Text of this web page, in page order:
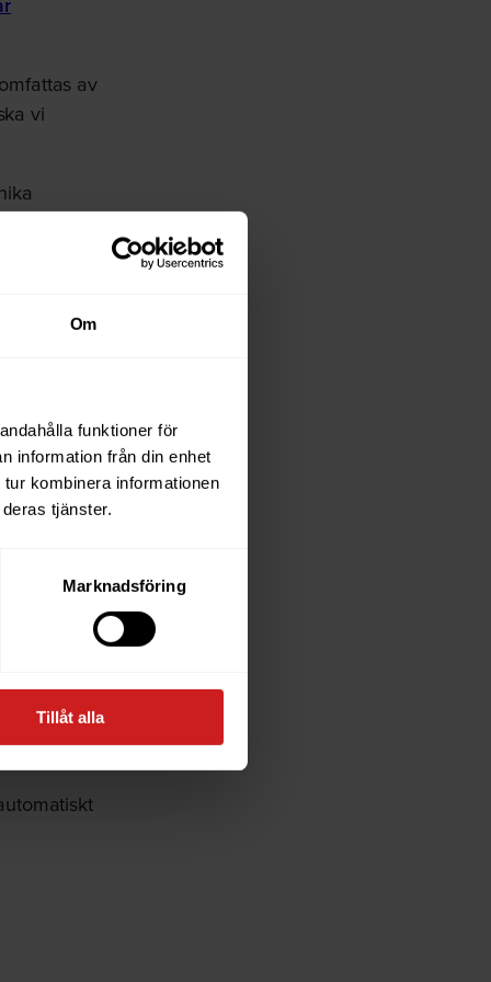
Om
funktioner för
information från din enhet
kombinera informationen
tjänster.
Marknadsföring
Tillåt alla
av
vi
eller
ställas ut
vi inte